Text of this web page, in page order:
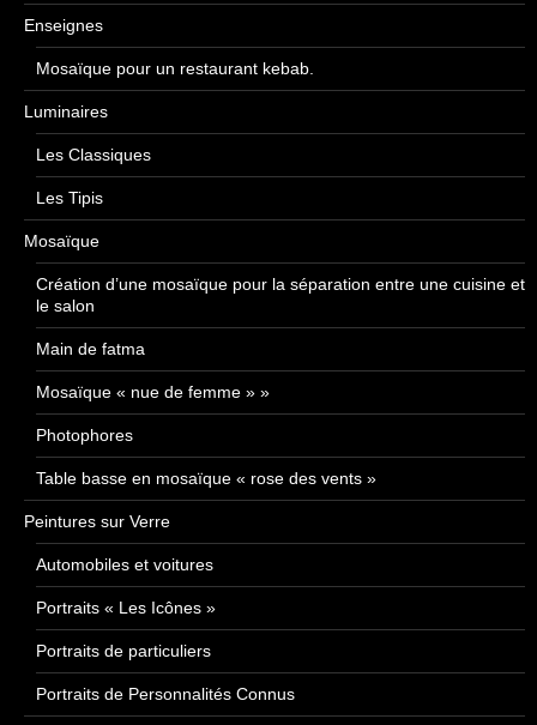
Enseignes
Mosaïque pour un restaurant kebab.
Luminaires
Les Classiques
Les Tipis
Mosaïque
Création d’une mosaïque pour la séparation entre une cuisine et
le salon
Main de fatma
Mosaïque « nue de femme » »
Photophores
Table basse en mosaïque « rose des vents »
Peintures sur Verre
Automobiles et voitures
Portraits « Les Icônes »
Portraits de particuliers
Portraits de Personnalités Connus